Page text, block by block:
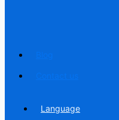
Language